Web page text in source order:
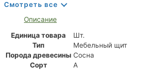
Домодедово,Пиломатериалы Дрезна
Пиломатериалы Егорьевск
Пиломатериалы Зарайск
Пиломатериалы Ивантеевка
Пиломатериалы Лобня ,
Пиломатериалы Пушкино,Пиломатериалы
Пиломатериалы Химки,Пиломатериалы
Смотреть все
Описание
Единица товара
Шт.
Тип
Мебельный щит
Порода древесины Сосна
Сорт
А